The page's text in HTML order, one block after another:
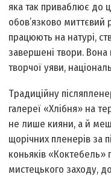
яка так приваблює до
обов’язково миттєвий
працюють на натурі,
завершені твори.
творчої уяви,
Традиційну
галереї «Хлібня» на
не лише кияни, а й
щорічних пленерів за
коньяків
мистецького заходу,